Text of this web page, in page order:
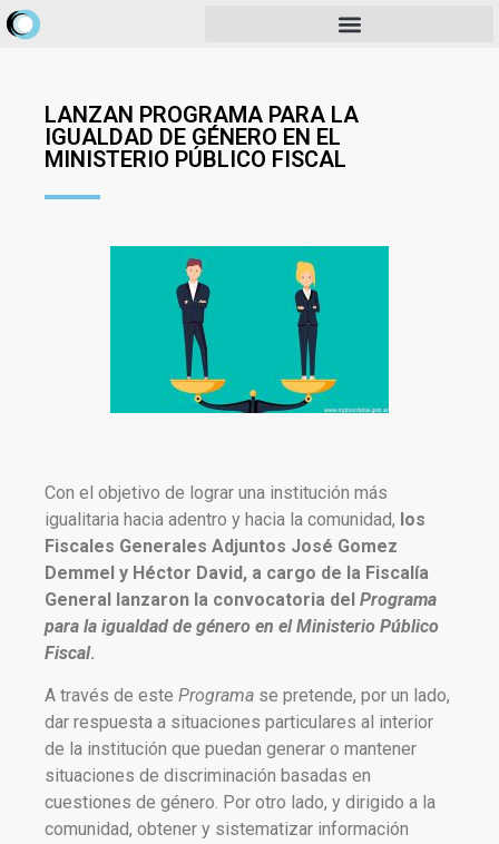
LANZAN PROGRAMA PARA LA
IGUALDAD DE GÉNERO EN EL
MINISTERIO PÚBLICO FISCAL
Con el objetivo de lograr una institución más
igualitaria hacia adentro y hacia la comunidad, los
Fiscales Generales Adjuntos José Gomez
Demmel y Héctor David, a cargo de la Fiscalía
General lanzaron la convocatoria del Programa
para la igualdad de género en el Ministerio Público
Fiscal.
A través de este Programa se pretende, por un lado,
dar respuesta a situaciones particulares al interior
de la institución que puedan generar o mantener
situaciones de discriminación basadas en
cuestiones de género. Por otro lado, y dirigido a la
comunidad, obtener y sistematizar información